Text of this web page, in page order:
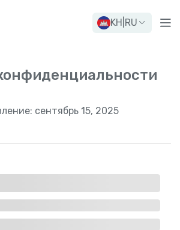
KH RU
сентябрь 15, 2025